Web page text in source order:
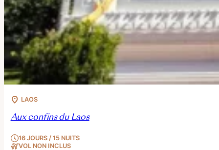
LAOS
Aux confins du Laos
16 JOURS / 15 NUITS
VOL NON INCLUS